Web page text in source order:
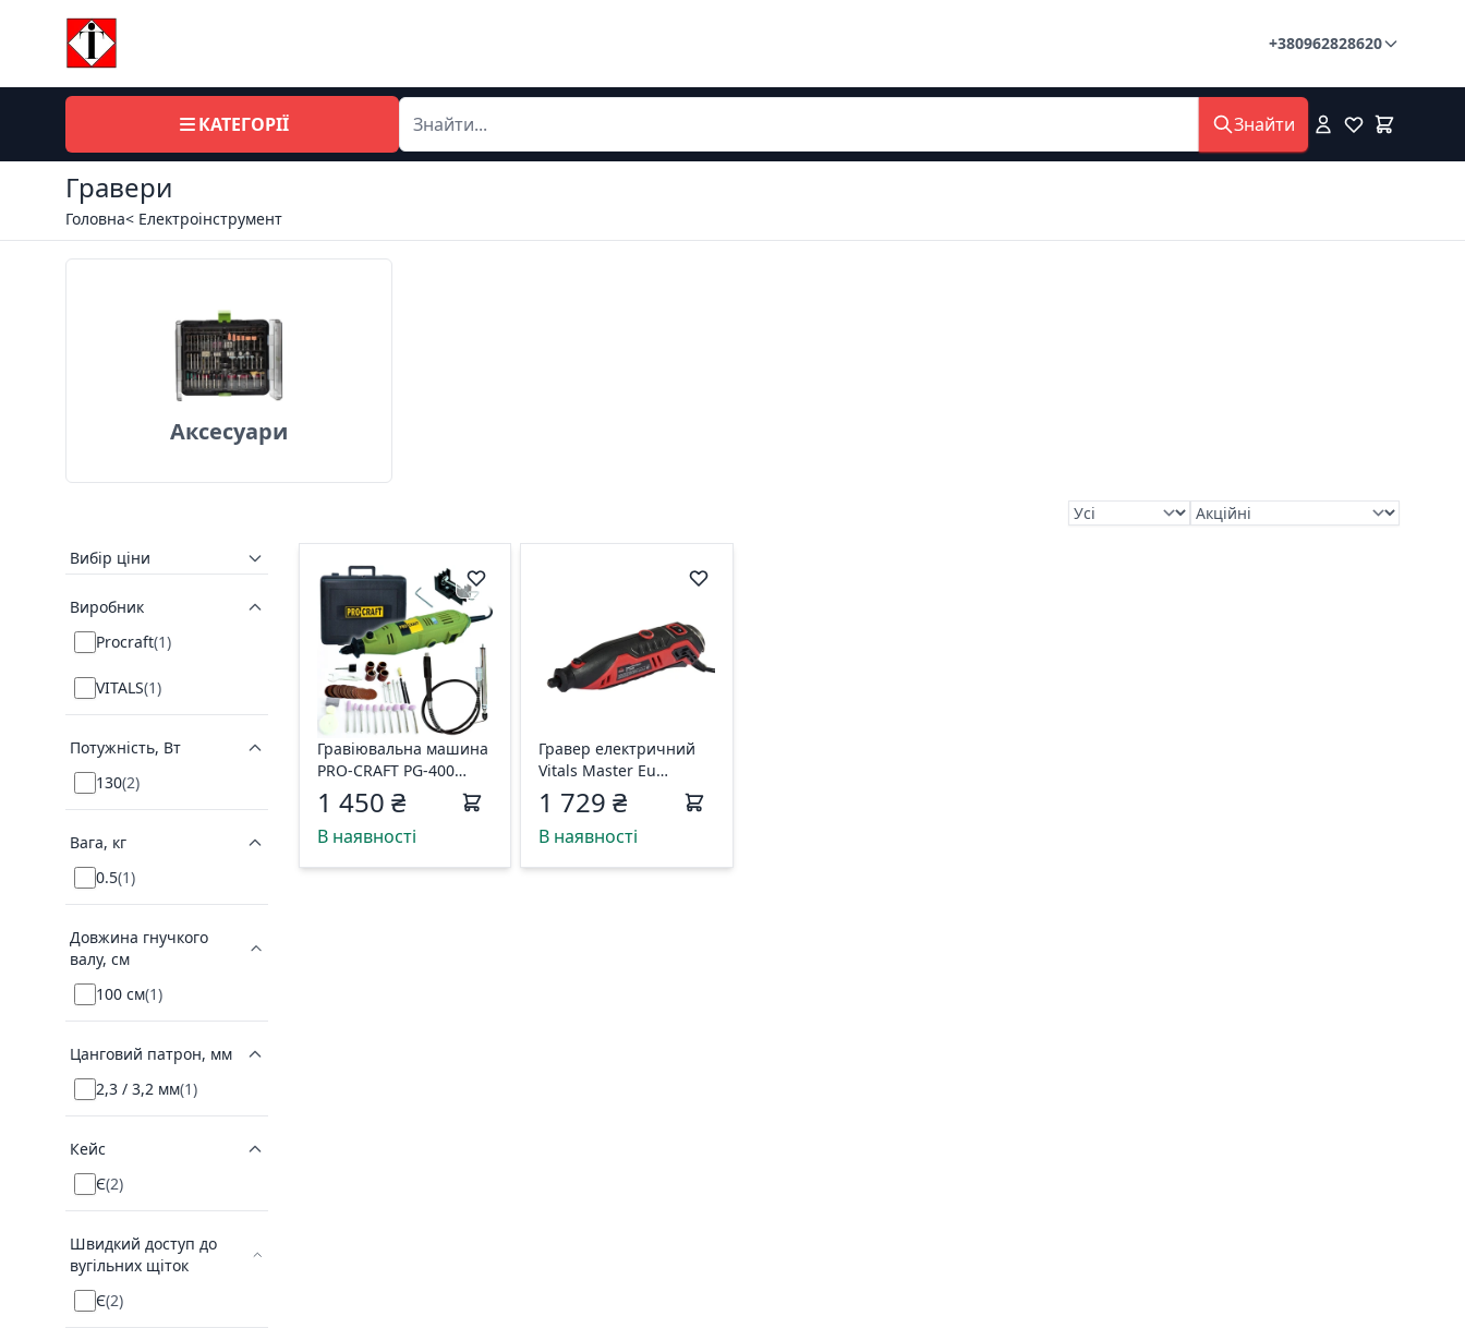
+380962828620
КАТЕГОРІЇ Знайти
Гравери
Головна< Електроінструмент
Аксесуари
Вибір ціни
Виробник
Procraft(1)
VITALS(1)
Потужність, Вт
130(2)
Вага, кг
0.5(1)
Довжина гнучкого
валу, см
100 см(1)
Цанговий патрон, мм
2,3 / 3,2 мм(1)
Кейс
Є(2)
Швидкий доступ до
вугільних щіток
Є(2)
Гравіювальна машина
PRO-CRAFT PG-400
004001
1 450 ₴
В наявності
Гравер електричний
Vitals Master Eu
1335DG 182948
1 729 ₴
В наявності